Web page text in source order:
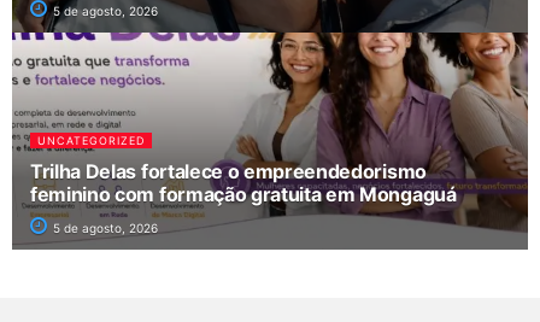
5 de agosto, 2026
UNCATEGORIZED
Trilha Delas fortalece o empreendedorismo
feminino com formação gratuita em Mongaguá
5 de agosto, 2026